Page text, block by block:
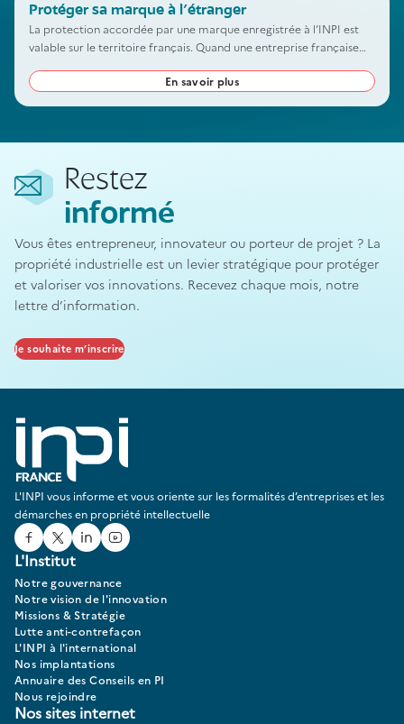
Protéger sa marque à l’étranger
La protection accordée par une marque enregistrée à l’INPI est
valable sur le territoire français. Quand une entreprise française
l’intermédiaire de partenaires étrangers, elle doit étendre la
En savoir plus
Restez
informé
Vous êtes entrepreneur, innovateur ou porteur de projet ? La
propriété industrielle est un levier stratégique pour protéger
et valoriser vos innovations. Recevez chaque mois, notre
lettre d’information.
Je souhaite m’inscrire
L'INPI vous informe et vous oriente sur les formalités d’entreprises et les
démarches en propriété intellectuelle
Facebook
TwitterLinked In
Youtube
L'Institut
Notre gouvernance
Notre vision de l'innovation
Missions & Stratégie
Lutte anti-contrefaçon
L'INPI à l'international
Nos implantations
Annuaire des Conseils en PI
Nous rejoindre
Nos sites internet